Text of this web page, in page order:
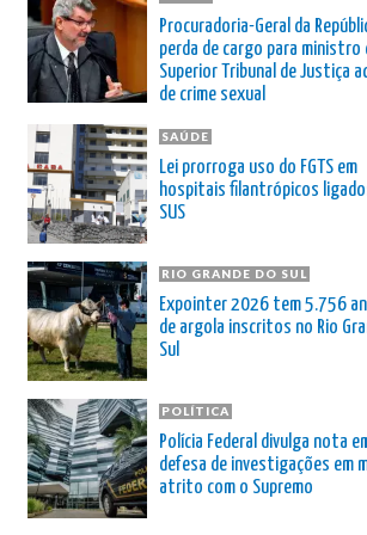
Procuradoria-Geral da
perda de cargo para ministro
Superior Tribunal de Justiça
de crime sexual
SAÚDE
Lei prorroga uso do FGTS em
hospitais filantrópicos
SUS
RIO GRANDE DO SUL
Expointer 2026 tem 5.756
de argola inscritos no Rio
Sul
POLÍTICA
Polícia Federal divulga nota
defesa de investigações em
atrito com o Supremo